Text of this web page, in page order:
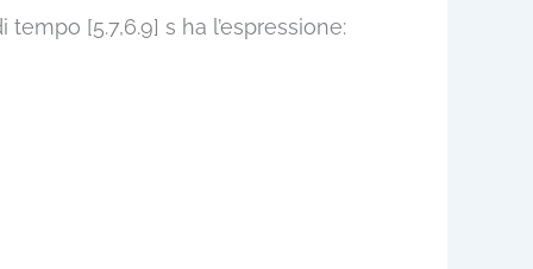
[5.7,6.9] s ha l’espressione: